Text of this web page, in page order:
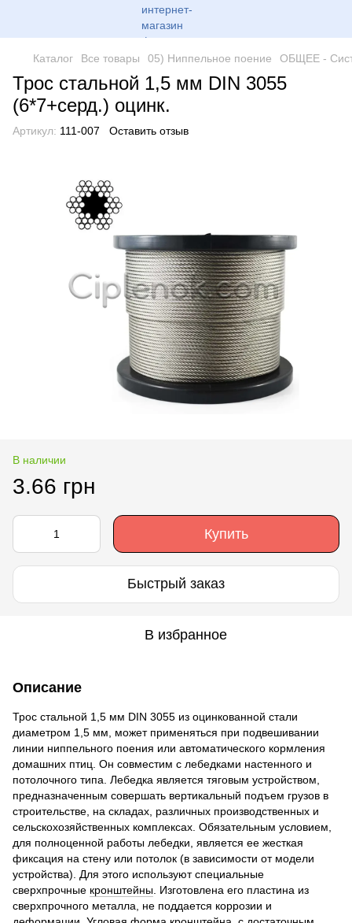
Каталог Все товары 05) Ниппельное поение ОБЩЕЕ -
Трос стальной 1,5 мм DIN 3055
(6*7+серд.) оцинк.
Артикул: 111-007 Оставить отзыв
В наличии
3.66 грн
Купить
Быстрый заказ
В избранное
Описание
Трос стальной 1,5 мм DIN 3055 из оцинкованной стали
диаметром 1,5 мм, может применяться при подвешивании
линии ниппельного поения или автоматического кормления
домашних птиц. Он совместим с лебедками настенного и
потолочного типа. Лебедка является тяговым устройством,
предназначенным совершать вертикальный подъем грузов в
строительстве, на складах, различных производственных и
сельскохозяйственных комплексах. Обязательным условием,
для полноценной работы лебедки, является ее жесткая
фиксация на стену или потолок (в зависимости от модели
устройства). Для этого используют специальные
сверхпрочные кронштейны . Изготовлена его пластина из
сверхпрочного металла, не поддается коррозии и